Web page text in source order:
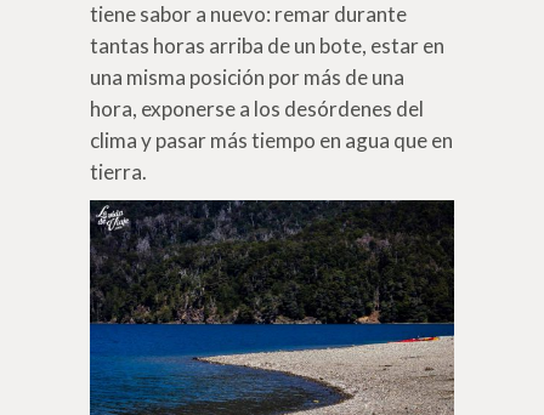
tiene sabor a nuevo: remar durante
tantas horas arriba de un bote, estar en
una misma posición por más de una
hora, exponerse a los desórdenes del
clima y pasar más tiempo en agua que en
tierra.